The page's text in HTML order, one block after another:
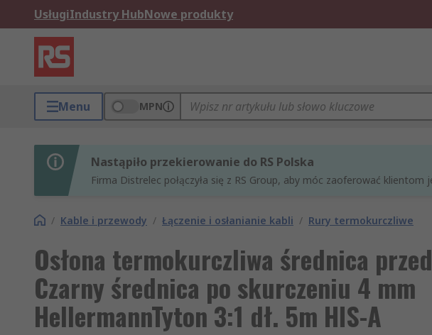
UsługiIndustry HubNowe produkty
Menu MPN
Nastąpiło przekierowanie do RS Polska
Firma Distrelec połączyła się z RS Group, aby móc zaoferować
/ Kable i przewody / Łączenie i osłanianie kabli / Rury termokurczliwe
Osłona termokurczliwa średnica
Czarny średnica po skurczeniu 4 mm
HellermannTyton 3:1 dł. 5m HIS-A